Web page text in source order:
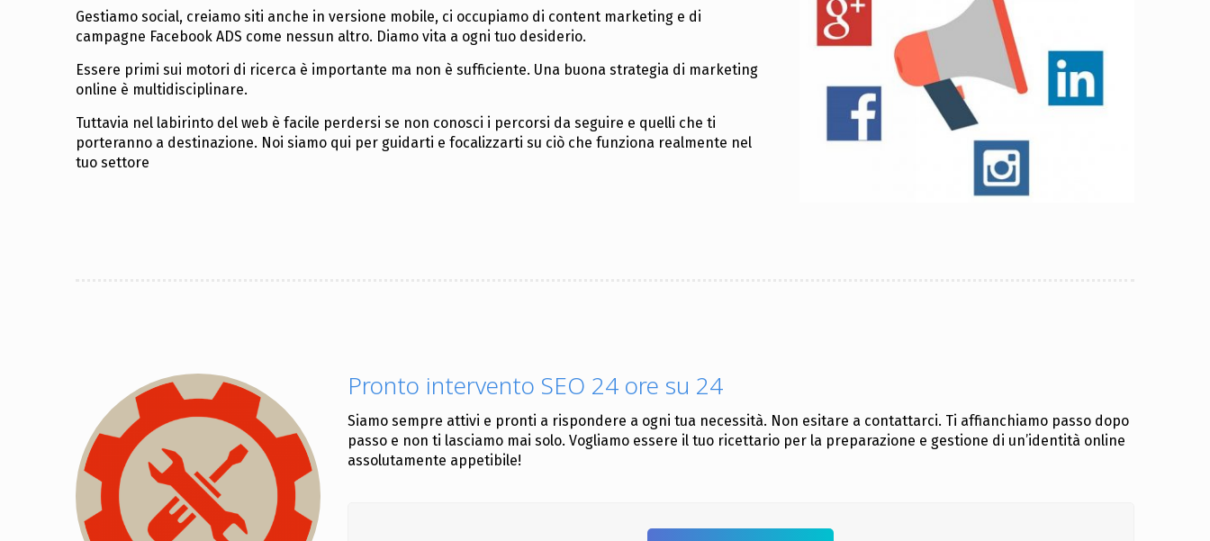
Gestiamo social, creiamo siti anche in versione mobile, ci occupiamo di content marketing e di
campagne Facebook ADS come nessun altro. Diamo vita a ogni tuo desiderio.
Essere primi sui motori di ricerca è importante ma non è sufficiente. Una buona strategia di marketing
online è multidisciplinare.
Tuttavia nel labirinto del web è facile perdersi se non conosci i percorsi da seguire e quelli che ti
porteranno a destinazione. Noi siamo qui per guidarti e focalizzarti su ciò che funziona realmente nel
tuo settore
Pronto intervento SEO 24 ore su 24
Siamo sempre attivi e pronti a rispondere a ogni tua necessità. Non esitare a contattarci. Ti affianchiamo passo dopo
passo e non ti lasciamo mai solo. Vogliamo essere il tuo ricettario per la preparazione e gestione di un’identità online
assolutamente appetibile!